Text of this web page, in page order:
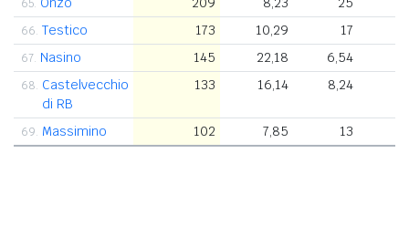
65.
66. Testico 173 10,29 17
67. Nasino 145 22,18 6,54
68. Castelvecchio
di RB
133 16,14 8,24
69. Massimino 102 7,85 13